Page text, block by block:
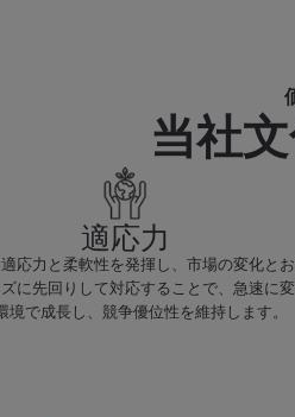
当社
適応力
応力と柔軟性を発揮し、市場の変化と
に先回りして対応することで、急速に
境で成長し、競争優位性を維持します。